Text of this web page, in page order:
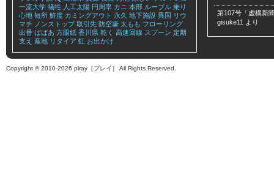
一流大学 犠牲 人工太陽 円周率 カニ 本部 ルーブル 乗り
心地 短所 鮮度 カミングアウト 永久 地下施設 異国 リウ
マチ ノンストップ 取引先 防空壕 太もも フローリング
出番 ばばあ 方眼紙 香川県 乾く 高速回線 スプーン 定期
支え 産地 リタイア 虹 お出かけ
第107号「虚構新
gisuke11 より
Copyright © 2010-2026 plray［プレイ］ All Rights Reserved.